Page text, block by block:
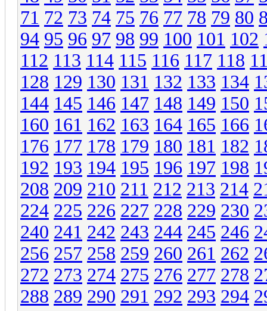
71 72 73 74 75 76 77 78 79 80
94 95 96 97 98 99 100 101 102
112 113 114 115 116 117 118
128 129 130 131 132 133 134
144 145 146 147 148 149 150
160 161 162 163 164 165 166
176 177 178 179 180 181 182
192 193 194 195 196 197 198
208 209 210 211 212 213 214
224 225 226 227 228 229 230
240 241 242 243 244 245 246
256 257 258 259 260 261 262
272 273 274 275 276 277 278
288 289 290 291 292 293 294